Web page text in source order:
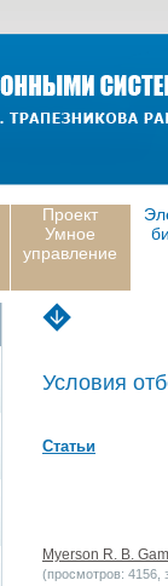
Проект
Умное
управление
Условия
Статьи
Myerson R. B.
(просмотров: 4156,